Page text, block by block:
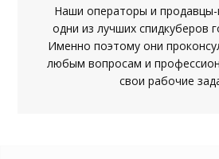
Наши операторы и продавцы-
одни из лучших спидкуберов
Именно поэтому они
любым вопросам и
свои рабочие